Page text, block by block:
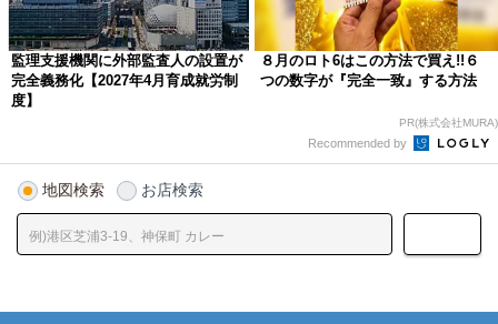
監理支援機関に外部監査人の設置が
完全義務化【2027年4月育成就労制
度】
８月のロト6はこの方法で買え!!６
つの数字が『完全一致』する方法
PR(株式会社MURA)
Recommended by
地図検索 お店検索